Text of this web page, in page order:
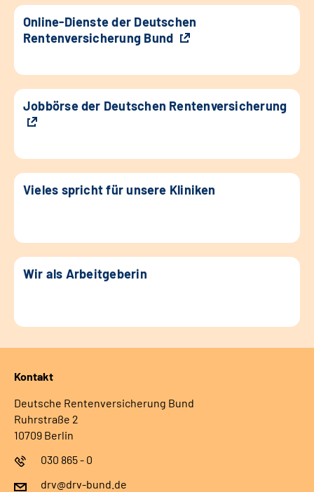
Online-Dienste der Deutschen
Rentenversicherung Bund
Jobbörse der Deutschen Rentenversicherung
Vieles spricht für unsere Kliniken
Wir als Arbeitgeberin
Kontakt
Deutsche Rentenversicherung Bund
Ruhrstraße 2
10709 Berlin
030 865 - 0
drv@drv-bund.de